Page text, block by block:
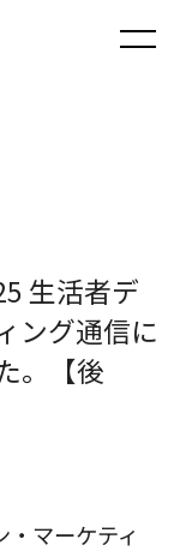
生活者デ
ング通信に
。【後
マーケティ